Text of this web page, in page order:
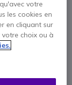
Chat
votre
les cookies en
en cliquant sur
choix ou à